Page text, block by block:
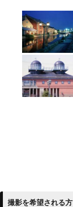
撮影を希望される方